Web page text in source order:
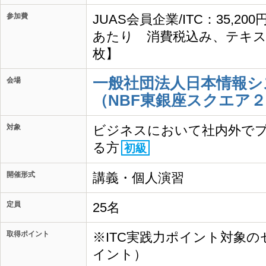
参加費
JUAS会員企業/ITC：35,200
あたり 消費税込み、テキ
枚】
会場
一般社団法人日本情報
（NBF東銀座スクエア
対象
ビジネスにおいて社内外で
る方 初級
開催形式 講義・個人演習
定員 25名
取得ポイント
※ITC実践力ポイント対象の
イント）